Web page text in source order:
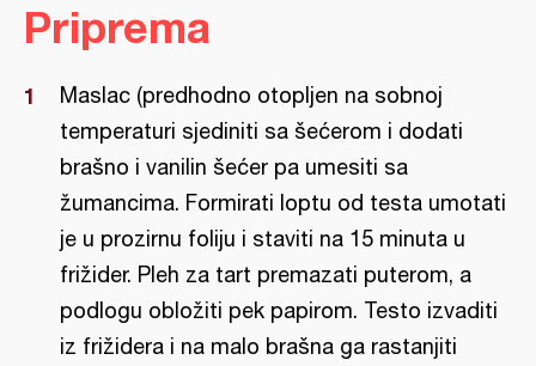
Priprema
Maslac (predhodno otopljen na sobnoj
temperaturi sjediniti sa šećerom i dodati
brašno i vanilin šećer pa umesiti sa
žumancima. Formirati loptu od testa umotati
je u prozirnu foliju i staviti na 15 minuta u
frižider. Pleh za tart premazati puterom, a
podlogu obložiti pek papirom. Testo izvaditi
iz frižidera i na malo brašna ga rastanjiti